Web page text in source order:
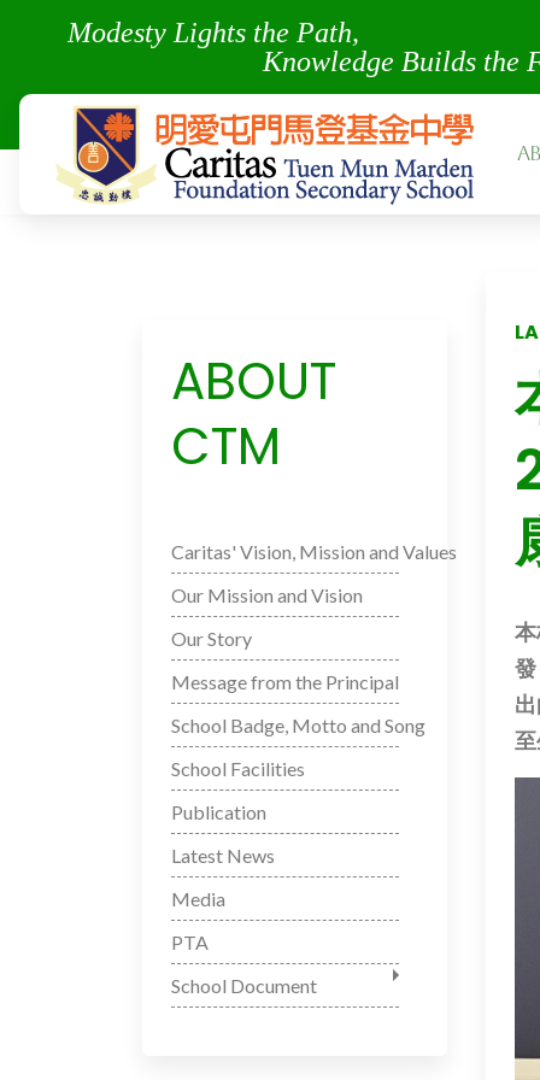
Modesty Lights the
Knowledge Builds the
ABOUT
CTM
Caritas' Vision, Mission and Values
Our Mission and Vision
Our Story
Message from the Principal
School Badge, Motto and Song
School Facilities
Publication
Latest News
Media
PTA
School Document